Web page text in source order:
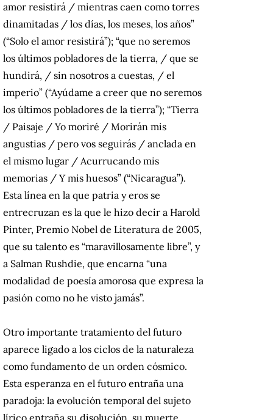
amor resistirá / mientras caen como torres
dinamitadas / los días, los meses, los años”
(“Solo el amor resistirá”); “que no seremos
los últimos pobladores de la tierra, / que se
hundirá, / sin nosotros a cuestas, / el
imperio” (“Ayúdame a creer que no seremos
los últimos pobladores de la tierra”); “Tierra
/ Paisaje / Yo moriré / Morirán mis
angustias / pero vos seguirás / anclada en
el mismo lugar / Acurrucando mis
memorias / Y mis huesos” (“Nicaragua”).
Esta línea en la que patria y eros se
entrecruzan es la que le hizo decir a Harold
Pinter, Premio Nobel de Literatura de 2005,
que su talento es “maravillosamente libre”, y
a Salman Rushdie, que encarna “una
modalidad de poesía amorosa que expresa la
pasión como no he visto jamás”.
Otro importante tratamiento del futuro
aparece ligado a los ciclos de la naturaleza
como fundamento de un orden cósmico.
Esta esperanza en el futuro entraña una
paradoja: la evolución temporal del sujeto